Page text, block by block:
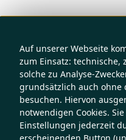
Auf unserer Webseite
zum Einsatz: technische,
solche zu Analyse-
grundsätzlich auch ohne
besuchen. Hiervon
notwendigen Cookies.
Einstellungen jederzeit